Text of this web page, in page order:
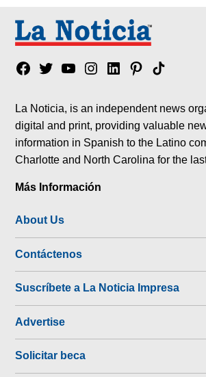
Facebook
TwitterYouTubeInstagram
LinkedinPinterest
Tik
La Noticia, is an independent news
digital and print, providing valuable
information in Spanish to the Latino
Charlotte and North Carolina for the
Más Información
About Us
Contáctenos
Suscríbete a La Noticia Impresa
Advertise
Solicitar beca